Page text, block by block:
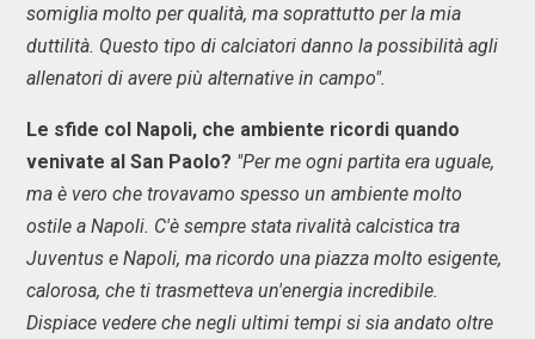
somiglia molto per qualità, ma soprattutto per la mia
duttilità. Questo tipo di calciatori danno la possibilità agli
allenatori di avere più alternative in campo".
Le sfide col Napoli, che ambiente ricordi quando
venivate al San Paolo? "Per me ogni partita era uguale,
ma è vero che trovavamo spesso un ambiente molto
ostile a Napoli. C'è sempre stata rivalità calcistica tra
Juventus e Napoli, ma ricordo una piazza molto esigente,
calorosa, che ti trasmetteva un'energia incredibile.
Dispiace vedere che negli ultimi tempi si sia andato oltre